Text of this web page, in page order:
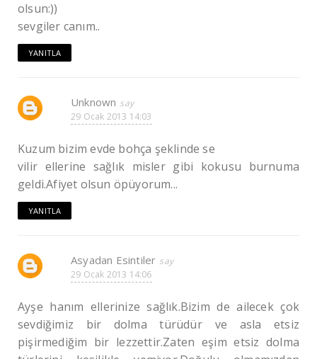
olsun:))
sevgiler canım..
YANITLA
Unknown
29 Ocak 2013 14:03
Kuzum bizim evde bohça şeklinde se
vilir ellerine sağlık misler gibi kokusu burnuma
geldi.Afiyet olsun öpüyorum...
YANITLA
Asyadan Esintiler
29 Ocak 2013 14:06
Ayşe hanım ellerinize sağlık.Bizim de ailecek çok
sevdiğimiz bir dolma türüdür ve asla etsiz
pişirmediğim bir lezzettir.Zaten eşim etsiz dolma